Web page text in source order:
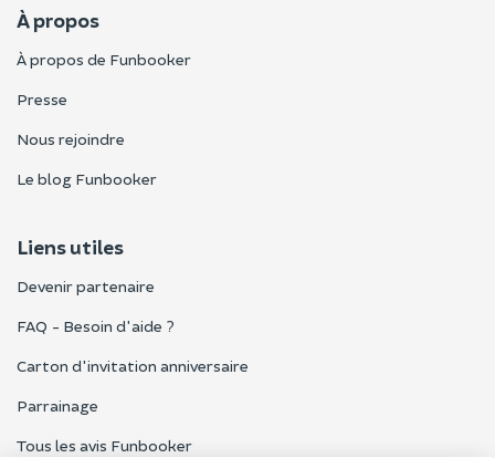
À propos
À propos de Funbooker
Presse
Nous rejoindre
Le blog Funbooker
Liens utiles
Devenir partenaire
FAQ - Besoin d'aide ?
Carton d'invitation anniversaire
Parrainage
Tous les avis Funbooker